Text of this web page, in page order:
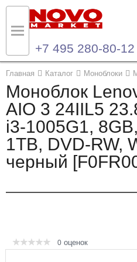
+7 495 280-80-12
Главная Каталог Моноблоки
Моноблок
AIO 3 24IIL5
i3-1005G1,
1TB, DVD-RW,
черный
0 оценок
Назад
Каталог продукции
Ноутбуки и ультрабуки
Компьютеры
Назад
Контакты
Контактная информация